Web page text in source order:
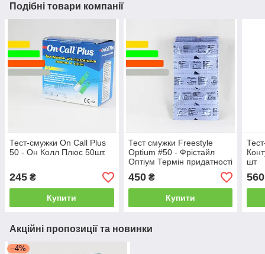
Подібні товари компанії
Тест-смужки On Call Plus
50 - Он Колл Плюс 50шт.
245 ₴
Купити
Тест смужки Freestyle
Optium #50 - Фрістайл
Оптіум Термін придатності
смужок 31.03.2027
450₴
Купити
шт
560
Акційні пропозиції та новинки
–4%